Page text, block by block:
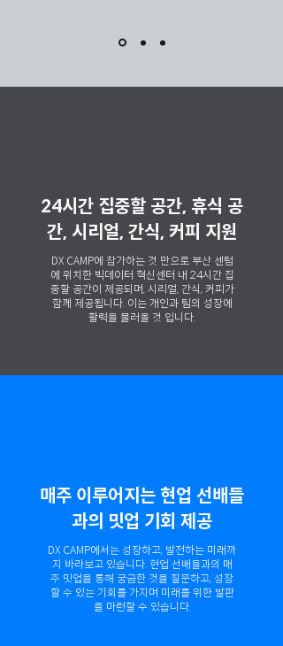
24시간 집중할 공간, 휴식 공
간, 시리얼, 간식, 커피 지원
DX CAMP에 참가하는 것 만으로 부산 센텀
에 위치한 빅데이터 혁신센터 내 24시간 집
중할 공간이 제공되며, 시리얼, 간식, 커피가
함께 제공됩니다. 이는 개인과 팀의 성장에
활력을 불러올 것 입니다.
매주 이루어지는 현업 선배들
과의 밋업 기회 제공
DX CAMP에서는 성장하고, 발전하는 미래까
지 바라보고 있습니다. 현업 선배들과의 매
주 밋업을 통해 궁금한 것을 질문하고, 성장
할 수 있는 기회를 가지며 미래를 위한 발판
을 마련할 수 있습니다.